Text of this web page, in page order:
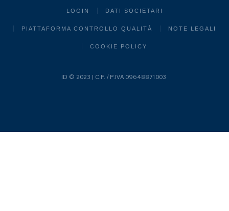
LOGIN DATI SOCIETARI
PIATTAFORMA CONTROLLO QUALITÀ NOTE LEGALI
COOKIE POLICY
ID © 2023 | C.F. / P.IVA 09648871003